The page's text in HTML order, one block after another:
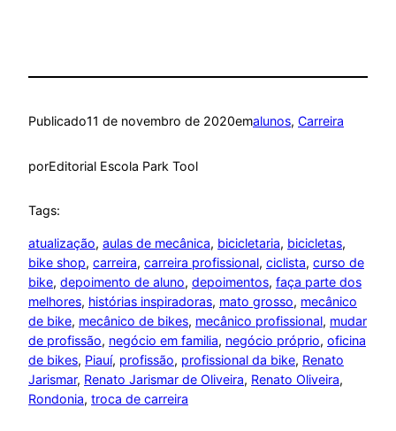
Publicado11 de novembro de 2020emalunos, Carreira
porEditorial Escola Park Tool
Tags:
atualização, aulas de mecânica, bicicletaria, bicicletas
bike shop, carreira, carreira profissional, ciclista, curso de
bike, depoimento de aluno, depoimentos, faça parte dos
melhores, histórias inspiradoras, mato grosso, mecânico
de bike, mecânico de bikes, mecânico profissional, mudar
de profissão, negócio em familia, negócio próprio, oficina
de bikes, Piauí, profissão, profissional da bike, Renato
Jarismar, Renato Jarismar de Oliveira, Renato Oliveira
Rondonia, troca de carreira